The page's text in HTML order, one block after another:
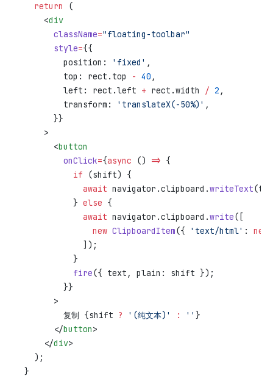
  return
(
    <
div
      className
="floating-toolbar"
      style
={{
        position:
'fixed' ,
        top: rect.top
- 40 ,
        left: rect.left
+ rect.width / 2 ,
        transform:
'translateX(-50%)' ,
      }}
    >
      <
button
        onClick
={async () => {
          if
(shift) {
            await
navigator.clipboard.writeText
          }
else {
            await
navigator.clipboard.write([
              new
ClipboardItem({ 'text/html' : new
            ]);
          }
          fire
({ text, plain: shift });
        }}
      >
        复制 {shift
? '(纯文本)' : '' }
      </
button>
    </
div>
  );
}